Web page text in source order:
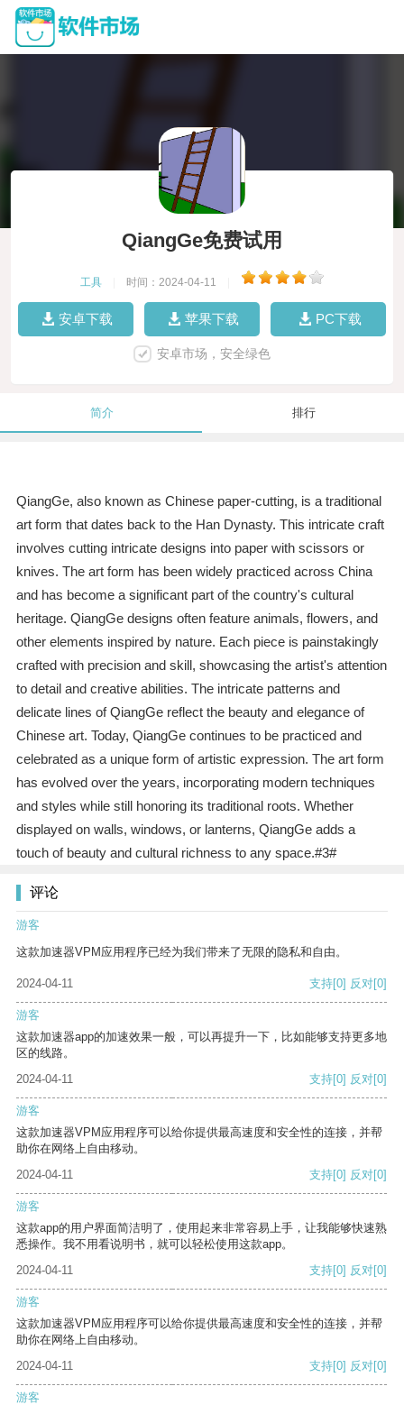
QiangGe免费试用
工具 时间：2024-04-11
安卓下载 苹果下载 PC下载
安卓市场，安全绿色
简介 排行
QiangGe, also known as Chinese paper-cutting, is a traditional
art form that dates back to the Han Dynasty. This intricate craft
involves cutting intricate designs into paper with scissors or
knives. The art form has been widely practiced across China
and has become a significant part of the country's cultural
heritage. QiangGe designs often feature animals, flowers, and
other elements inspired by nature. Each piece is painstakingly
crafted with precision and skill, showcasing the artist's attention
to detail and creative abilities. The intricate patterns and
delicate lines of QiangGe reflect the beauty and elegance of
Chinese art. Today, QiangGe continues to be practiced and
celebrated as a unique form of artistic expression. The art form
has evolved over the years, incorporating modern techniques
and styles while still honoring its traditional roots. Whether
displayed on walls, windows, or lanterns, QiangGe adds a
touch of beauty and cultural richness to any space.#3#
评论
游客
这款加速器VPM应用程序已经为我们带来了无限的隐私和自由。
2024-04-11 支持[0] 反对[0]
游客
这款加速器app的加速效果一般，可以再提升一下，比如能够支持更多地
区的线路。
2024-04-11
支持[0] 反对[0]
游客
这款加速器VPM应用程序可以给你提供最高速度和安全性的连接，并帮
助你在网络上自由移动。
2024-04-11
支持[0] 反对[0]
游客
这款app的用户界面简洁明了，使用起来非常容易上手，让我能够快速熟
悉操作。我不用看说明书，就可以轻松使用这款app。
2024-04-11
支持[0] 反对[0]
游客
这款加速器VPM应用程序可以给你提供最高速度和安全性的连接，并帮
助你在网络上自由移动。
2024-04-11
支持[0] 反对[0]
游客